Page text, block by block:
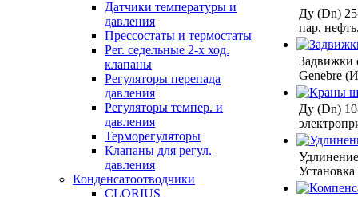
Датчики температуры и
давления
Прессостаты и термостаты
Рег. седельные 2-х ход.
клапаны
Регуляторы перепада
давления
Регуляторы темпер. и
давления
Терморегуляторы
Клапаны для регул.
давления
Конденсатоотводчики
CLORIUS
Ду (Dn)
пар,
Задвижки
Genebre
Ду (Dn)